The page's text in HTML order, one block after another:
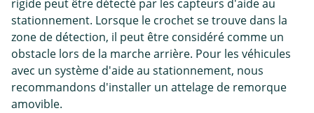
rigide peut être détecté par les capteurs d'aide au
stationnement. Lorsque le crochet se trouve dans la
zone de détection, il peut être considéré comme un
obstacle lors de la marche arrière. Pour les véhicules
avec un système d'aide au stationnement, nous
recommandons d'installer un attelage de remorque
amovible.